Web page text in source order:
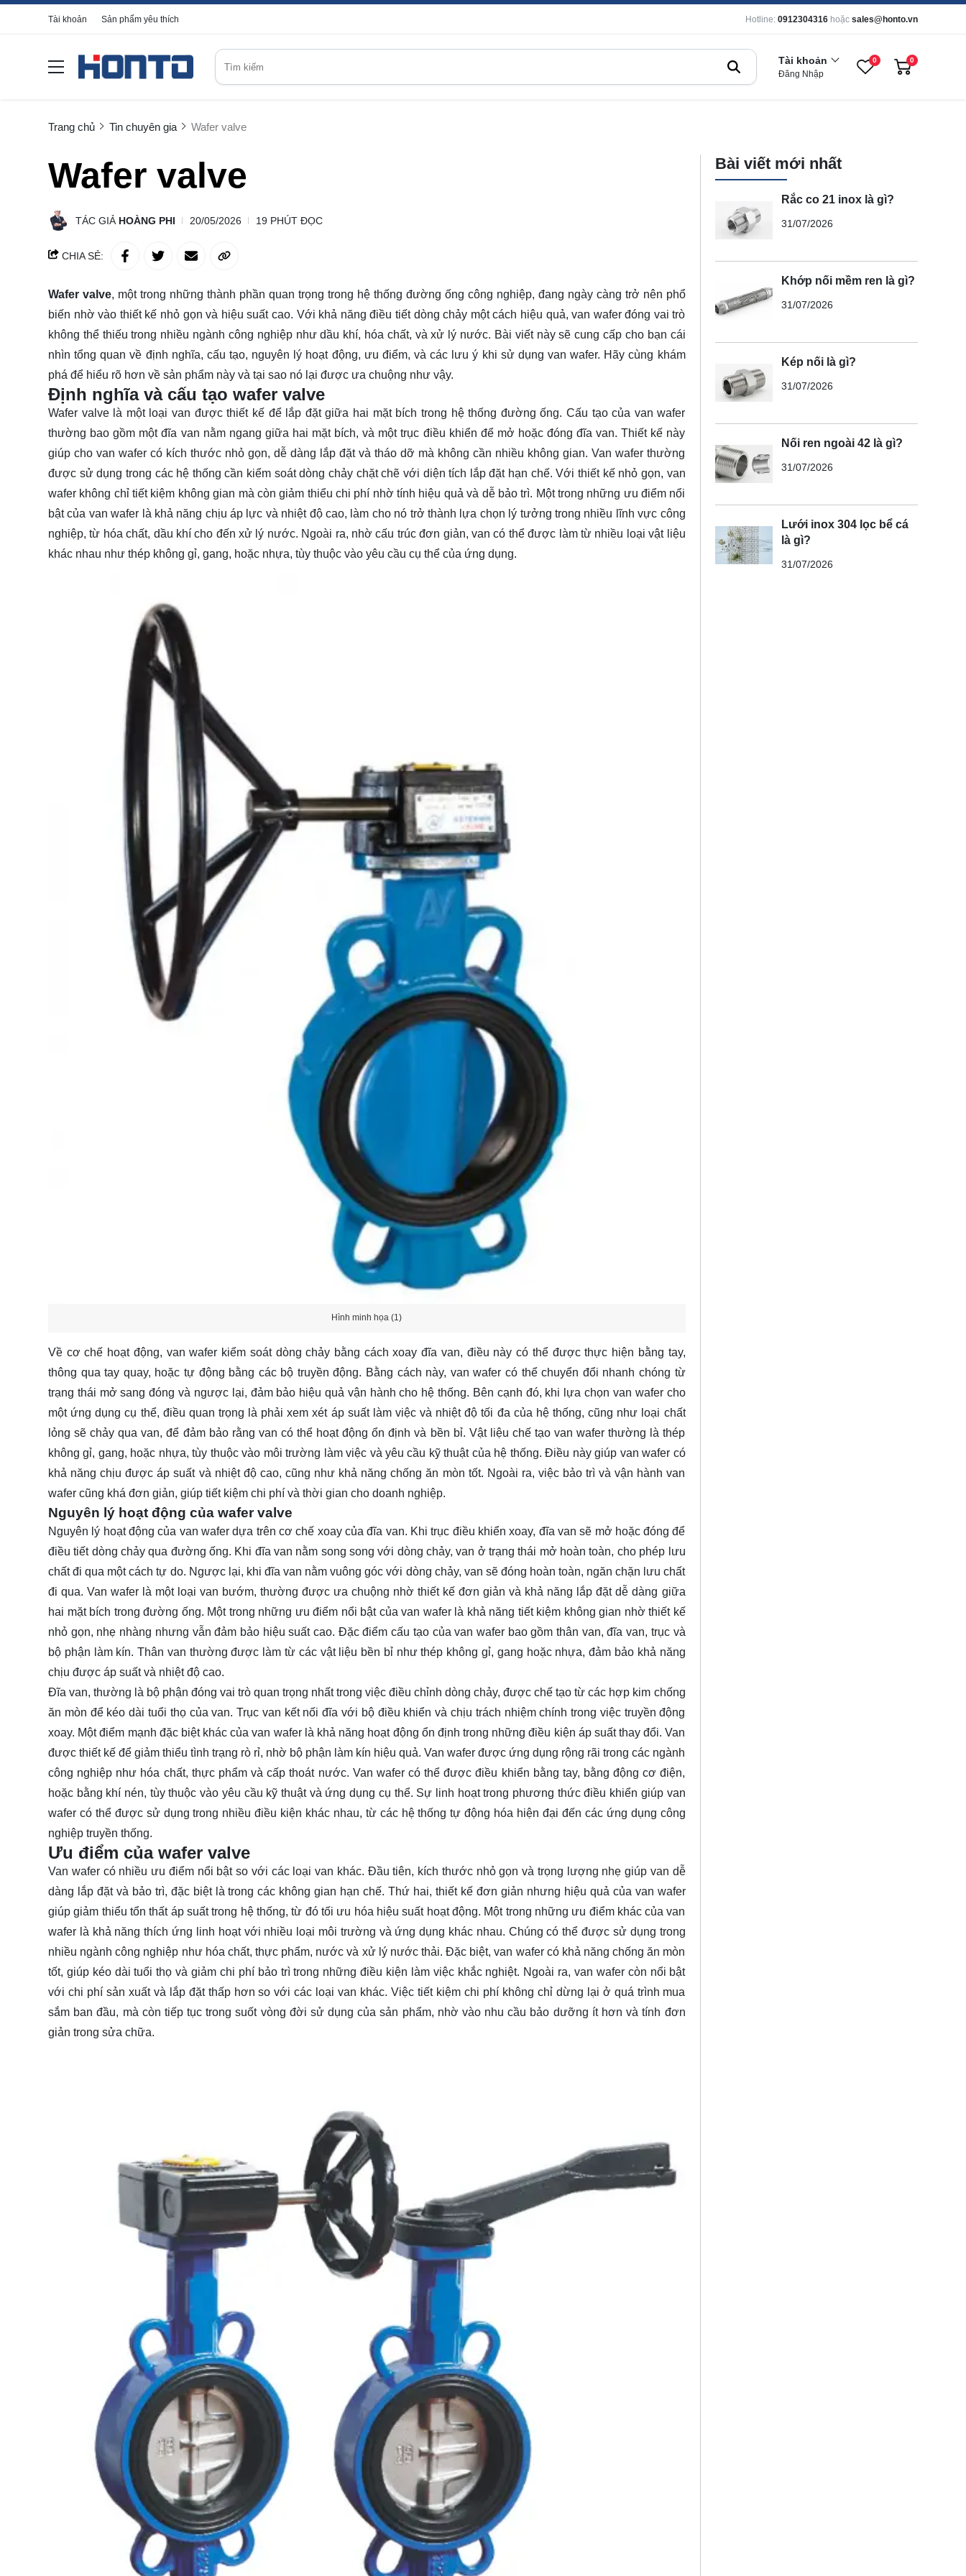
Tài khoản Sản phẩm yêu thích Hotline: 0912304316 hoặc sales@honto.vn
Tài khoản
Đăng Nhập
0 0
Trang chủ Tin chuyên gia Wafer valve
Wafer valve
TÁC GIẢ HOÀNG PHI 20/05/2026 19 PHÚT ĐỌC
CHIA SẺ:
Wafer valve, một trong những thành phần quan trọng trong hệ thống đường ống công nghiệp, đang ngày càng trở nên phổ
biến nhờ vào thiết kế nhỏ gọn và hiệu suất cao. Với khả năng điều tiết dòng chảy một cách hiệu quả, van wafer đóng vai trò
không thể thiếu trong nhiều ngành công nghiệp như dầu khí, hóa chất, và xử lý nước. Bài viết này sẽ cung cấp cho bạn cái
nhìn tổng quan về định nghĩa, cấu tạo, nguyên lý hoạt động, ưu điểm, và các lưu ý khi sử dụng van wafer. Hãy cùng khám
phá để hiểu rõ hơn về sản phẩm này và tại sao nó lại được ưa chuộng như vậy.
Định nghĩa và cấu tạo wafer valve
Wafer valve là một loại van được thiết kế để lắp đặt giữa hai mặt bích trong hệ thống đường ống. Cấu tạo của van wafer
thường bao gồm một đĩa van nằm ngang giữa hai mặt bích, và một trục điều khiển để mở hoặc đóng đĩa van. Thiết kế này
giúp cho van wafer có kích thước nhỏ gọn, dễ dàng lắp đặt và tháo dỡ mà không cần nhiều không gian. Van wafer thường
được sử dụng trong các hệ thống cần kiểm soát dòng chảy chặt chẽ với diện tích lắp đặt hạn chế. Với thiết kế nhỏ gọn, van
wafer không chỉ tiết kiệm không gian mà còn giảm thiểu chi phí nhờ tính hiệu quả và dễ bảo trì. Một trong những ưu điểm nổi
bật của van wafer là khả năng chịu áp lực và nhiệt độ cao, làm cho nó trở thành lựa chọn lý tưởng trong nhiều lĩnh vực công
nghiệp, từ hóa chất, dầu khí cho đến xử lý nước. Ngoài ra, nhờ cấu trúc đơn giản, van có thể được làm từ nhiều loại vật liệu
khác nhau như thép không gỉ, gang, hoặc nhựa, tùy thuộc vào yêu cầu cụ thể của ứng dụng.
Hình minh họa (1)
Về cơ chế hoạt động, van wafer kiểm soát dòng chảy bằng cách xoay đĩa van, điều này có thể được thực hiện bằng tay,
thông qua tay quay, hoặc tự động bằng các bộ truyền động. Bằng cách này, van wafer có thể chuyển đổi nhanh chóng từ
trạng thái mở sang đóng và ngược lại, đảm bảo hiệu quả vận hành cho hệ thống. Bên cạnh đó, khi lựa chọn van wafer cho
một ứng dụng cụ thể, điều quan trọng là phải xem xét áp suất làm việc và nhiệt độ tối đa của hệ thống, cũng như loại chất
lỏng sẽ chảy qua van, để đảm bảo rằng van có thể hoạt động ổn định và bền bỉ. Vật liệu chế tạo van wafer thường là thép
không gỉ, gang, hoặc nhựa, tùy thuộc vào môi trường làm việc và yêu cầu kỹ thuật của hệ thống. Điều này giúp van wafer có
khả năng chịu được áp suất và nhiệt độ cao, cũng như khả năng chống ăn mòn tốt. Ngoài ra, việc bảo trì và vận hành van
wafer cũng khá đơn giản, giúp tiết kiệm chi phí và thời gian cho doanh nghiệp.
Nguyên lý hoạt động của wafer valve
Nguyên lý hoạt động của van wafer dựa trên cơ chế xoay của đĩa van. Khi trục điều khiển xoay, đĩa van sẽ mở hoặc đóng để
điều tiết dòng chảy qua đường ống. Khi đĩa van nằm song song với dòng chảy, van ở trạng thái mở hoàn toàn, cho phép lưu
chất đi qua một cách tự do. Ngược lại, khi đĩa van nằm vuông góc với dòng chảy, van sẽ đóng hoàn toàn, ngăn chặn lưu chất
đi qua. Van wafer là một loại van bướm, thường được ưa chuộng nhờ thiết kế đơn giản và khả năng lắp đặt dễ dàng giữa
hai mặt bích trong đường ống. Một trong những ưu điểm nổi bật của van wafer là khả năng tiết kiệm không gian nhờ thiết kế
nhỏ gọn, nhẹ nhàng nhưng vẫn đảm bảo hiệu suất cao. Đặc điểm cấu tạo của van wafer bao gồm thân van, đĩa van, trục và
bộ phận làm kín. Thân van thường được làm từ các vật liệu bền bỉ như thép không gỉ, gang hoặc nhựa, đảm bảo khả năng
chịu được áp suất và nhiệt độ cao.
Đĩa van, thường là bộ phận đóng vai trò quan trọng nhất trong việc điều chỉnh dòng chảy, được chế tạo từ các hợp kim chống
ăn mòn để kéo dài tuổi thọ của van. Trục van kết nối đĩa với bộ điều khiển và chịu trách nhiệm chính trong việc truyền động
xoay. Một điểm mạnh đặc biệt khác của van wafer là khả năng hoạt động ổn định trong những điều kiện áp suất thay đổi. Van
được thiết kế để giảm thiểu tình trạng rò rỉ, nhờ bộ phận làm kín hiệu quả. Van wafer được ứng dụng rộng rãi trong các ngành
công nghiệp như hóa chất, thực phẩm và cấp thoát nước. Van wafer có thể được điều khiển bằng tay, bằng động cơ điện,
hoặc bằng khí nén, tùy thuộc vào yêu cầu kỹ thuật và ứng dụng cụ thể. Sự linh hoạt trong phương thức điều khiển giúp van
wafer có thể được sử dụng trong nhiều điều kiện khác nhau, từ các hệ thống tự động hóa hiện đại đến các ứng dụng công
nghiệp truyền thống.
Ưu điểm của wafer valve
Van wafer có nhiều ưu điểm nổi bật so với các loại van khác. Đầu tiên, kích thước nhỏ gọn và trọng lượng nhẹ giúp van dễ
dàng lắp đặt và bảo trì, đặc biệt là trong các không gian hạn chế. Thứ hai, thiết kế đơn giản nhưng hiệu quả của van wafer
giúp giảm thiểu tổn thất áp suất trong hệ thống, từ đó tối ưu hóa hiệu suất hoạt động. Một trong những ưu điểm khác của van
wafer là khả năng thích ứng linh hoạt với nhiều loại môi trường và ứng dụng khác nhau. Chúng có thể được sử dụng trong
nhiều ngành công nghiệp như hóa chất, thực phẩm, nước và xử lý nước thải. Đặc biệt, van wafer có khả năng chống ăn mòn
tốt, giúp kéo dài tuổi thọ và giảm chi phí bảo trì trong những điều kiện làm việc khắc nghiệt. Ngoài ra, van wafer còn nổi bật
với chi phí sản xuất và lắp đặt thấp hơn so với các loại van khác. Việc tiết kiệm chi phí không chỉ dừng lại ở quá trình mua
sắm ban đầu, mà còn tiếp tục trong suốt vòng đời sử dụng của sản phẩm, nhờ vào nhu cầu bảo dưỡng ít hơn và tính đơn
giản trong sửa chữa.
Bài viết mới nhất
Rắc co 21 inox là gì?
31/07/2026
Khớp nối mềm ren là gì?
31/07/2026
Kép nối là gì?
31/07/2026
Nối ren ngoài 42 là gì?
31/07/2026
Lưới inox 304 lọc bể cá
là gì?
31/07/2026